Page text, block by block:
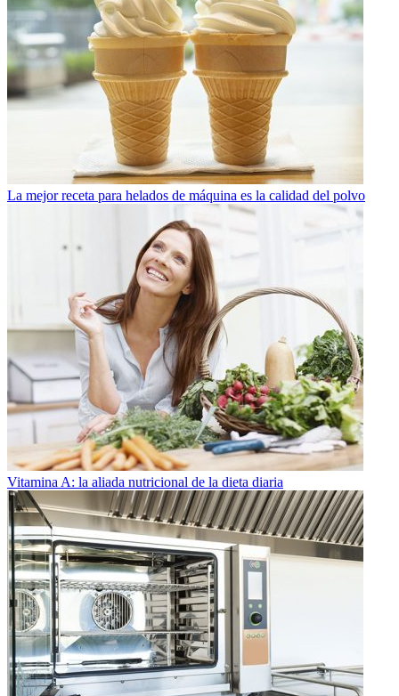
La mejor receta para helados de máquina es la calidad del polvo
Vitamina A: la aliada nutricional de la dieta diaria